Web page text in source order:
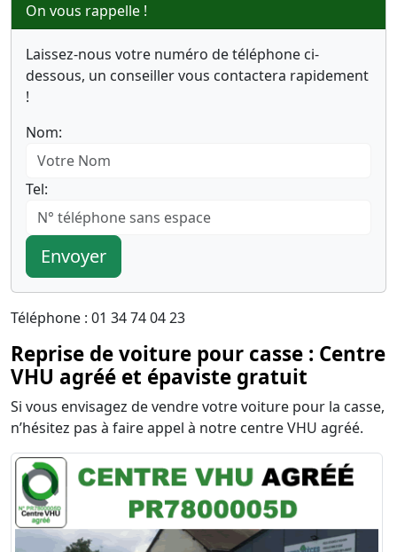
On vous rappelle !
Laissez-nous votre numéro de téléphone ci-
dessous, un conseiller vous contactera rapidement
!
Nom:
Tel:
Envoyer
Téléphone : 01 34 74 04 23
Reprise de voiture pour casse : Centre
VHU agréé et épaviste gratuit
Si vous envisagez de vendre votre voiture pour la casse,
n’hésitez pas à faire appel à notre centre VHU agréé.